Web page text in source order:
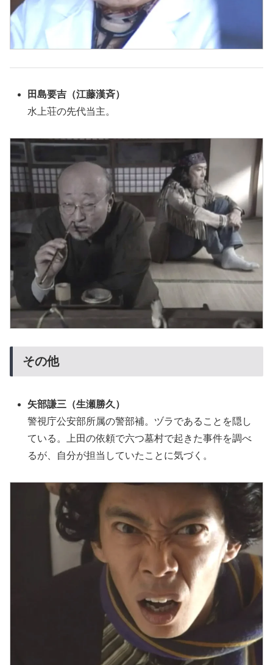
田島要吉 （江藤漢斉）
水上荘の先代当主。
その他
矢部謙三（生瀬勝久）
警視庁公安部所属の警部補。ヅラであることを隠し
ている。上田の依頼で六つ墓村で起きた事件を調べ
るが、自分が担当していたことに気づく。